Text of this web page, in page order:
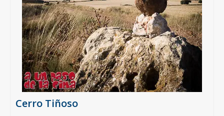
Cerro Tiñoso